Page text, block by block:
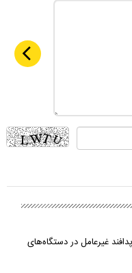
غیرعامل در دستگاه‌های